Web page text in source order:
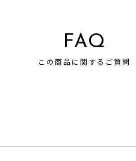
FAQ
この商品に関するご質問